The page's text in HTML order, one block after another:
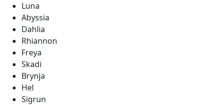
Luna
Abyssia
Dahlia
Rhiannon
Freya
Skadi
Brynja
Hel
Sigrun